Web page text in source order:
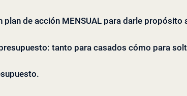
plan de acción MENSUAL para darle propósito
tanto para casados cómo para